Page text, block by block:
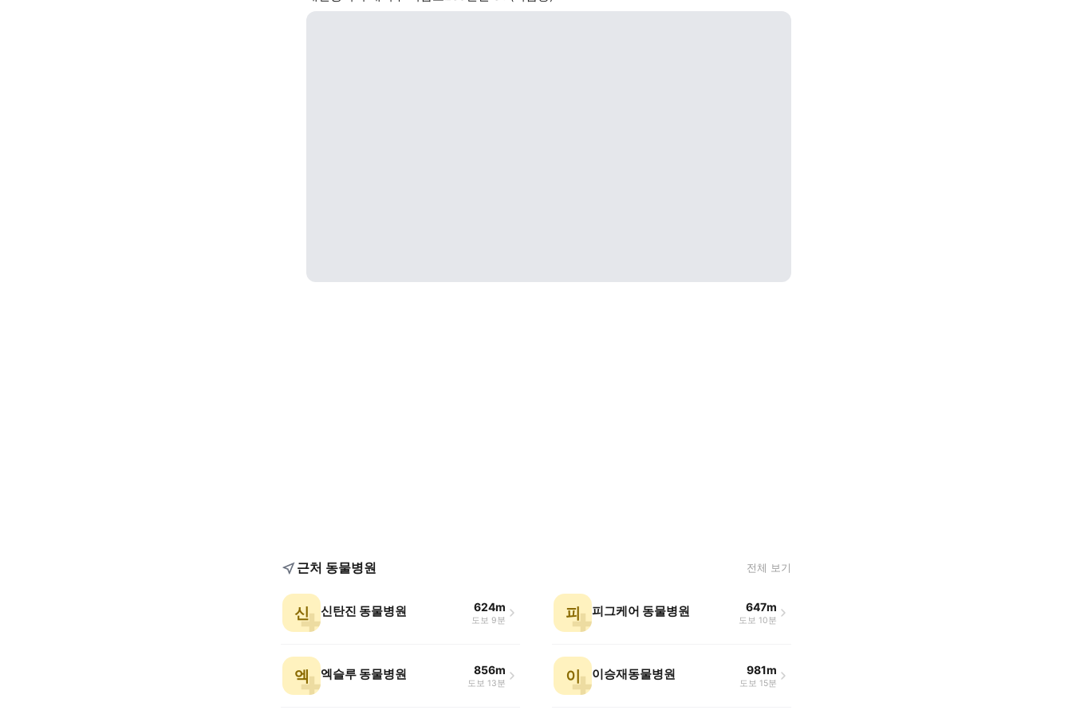
근처 동물병원 전체 보기
신 신탄진 동물병원 624m
도보 9분 피 피그케어 동물병원 647m
도보 10분
엑 엑슬루 동물병원 856m
도보 13분 이 이승재동물병원 981m
도보 15분